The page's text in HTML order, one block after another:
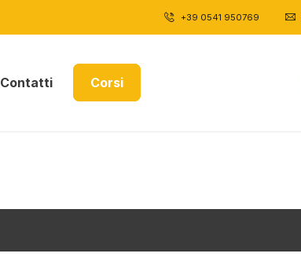
+39 0541 950769
Contatti Corsi